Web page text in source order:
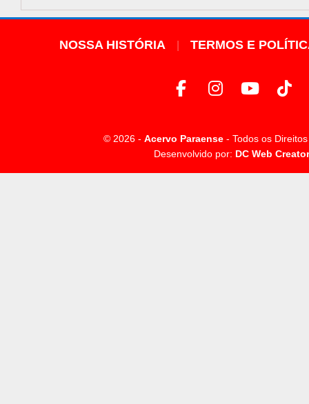
NOSSA HISTÓRIA TERMOS E
© 2026 - Acervo Paraense - Todos os
Desenvolvido por: DC Web